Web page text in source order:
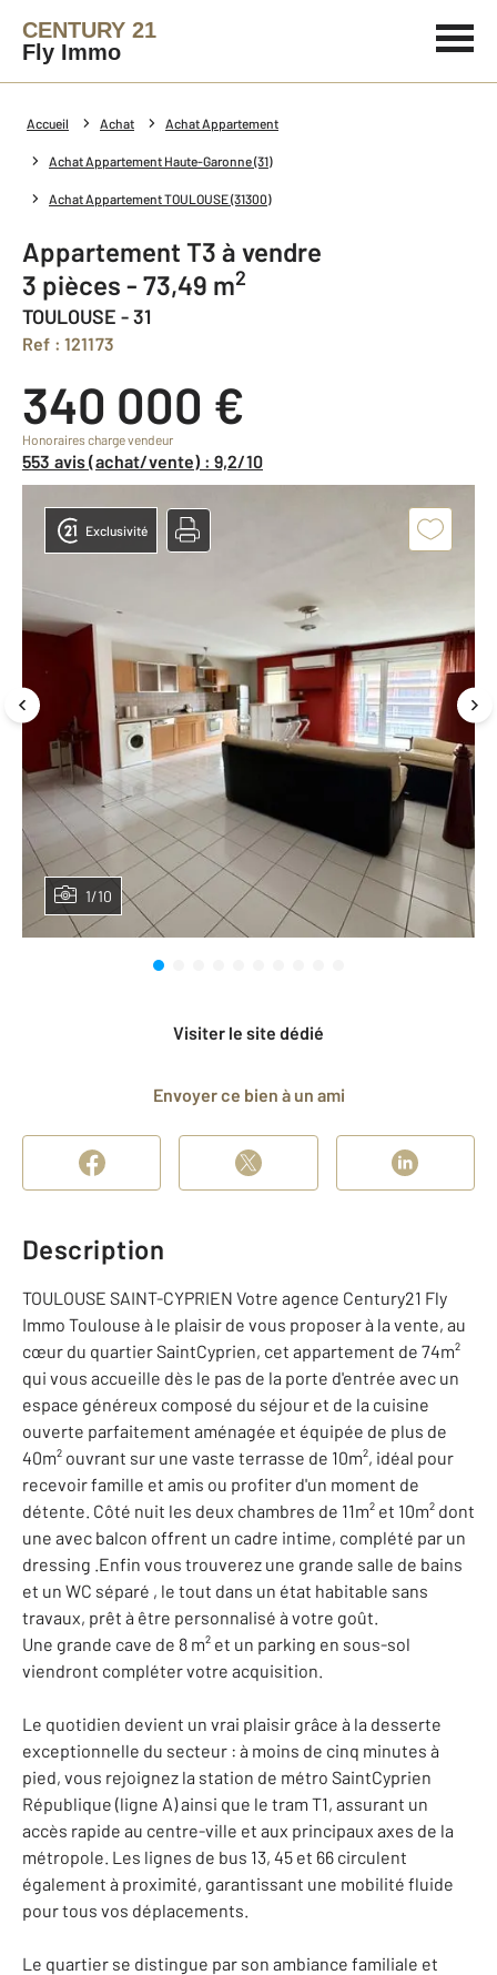
CENTURY 21
Fly Immo
Accueil Achat Achat Appartement
Achat Appartement Haute-Garonne (31)
Achat Appartement TOULOUSE (31300)
Appartement T3 à vendre
3 pièces - 73,49 m2
TOULOUSE - 31
Ref : 121173
340 000 €
Honoraires charge vendeur
553 avis (achat/vente) : 9,2/10
1/10
Exclusivité
Visiter le site dédié
Envoyer ce bien à un ami
Description
TOULOUSE SAINT-CYPRIEN Votre agence Century21 Fly
Immo Toulouse à le plaisir de vous proposer à la vente, au
cœur du quartier SaintCyprien, cet appartement de 74m²
qui vous accueille dès le pas de la porte d'entrée avec un
espace généreux composé du séjour et de la cuisine
ouverte parfaitement aménagée et équipée de plus de
40m² ouvrant sur une vaste terrasse de 10m², idéal pour
recevoir famille et amis ou profiter d'un moment de
détente. Côté nuit les deux chambres de 11m² et 10m² dont
une avec balcon offrent un cadre intime, complété par un
dressing .Enfin vous trouverez une grande salle de bains
et un WC séparé , le tout dans un état habitable sans
travaux, prêt à être personnalisé à votre goût.
Une grande cave de 8 m² et un parking en sous-sol
viendront compléter votre acquisition.
Le quotidien devient un vrai plaisir grâce à la desserte
exceptionnelle du secteur : à moins de cinq minutes à
pied, vous rejoignez la station de métro SaintCyprien
République (ligne A) ainsi que le tram T1, assurant un
accès rapide au centre-ville et aux principaux axes de la
métropole. Les lignes de bus 13, 45 et 66 circulent
également à proximité, garantissant une mobilité fluide
pour tous vos déplacements.
Le quartier se distingue par son ambiance familiale et